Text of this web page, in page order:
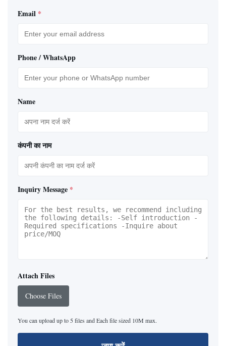
Email *
Phone / WhatsApp
Name
कंपनी का नाम
Inquiry Message *
Attach Files
Choose Files
You can upload up to 5 files and Each file sized 10M max.